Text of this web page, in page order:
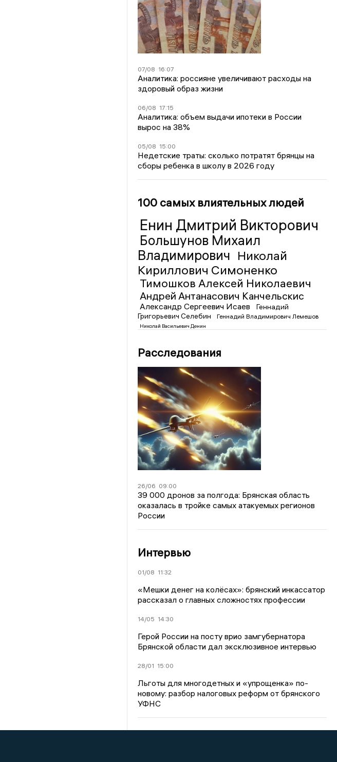
07/08 16:07
Аналитика: россияне увеличивают расходы на
здоровый образ жизни
06/08 17:15
Аналитика: объем выдачи ипотеки в России
вырос на 38%
05/08 15:00
Недетские траты: сколько потратят брянцы на
сборы ребенка в школу в 2026 году
100 самых влиятельных людей
Енин Дмитрий Викторович
Большунов Михаил
Владимирович Николай
Кириллович Симоненко
Тимошков Алексей Николаевич
Андрей Антанасович Канчельскис
Александр Сергеевич Исаев
Геннадий
Григорьевич Селебин
Геннадий Владимирович Лемешов
Николай Васильевич Денин
Расследования
26/06 09:00
39 000 дронов за полгода: Брянская область
оказалась в тройке самых атакуемых регионов
России
Интервью
01/08 11:32
«Мешки денег на колёсах»: брянский инкассатор
рассказал о главных сложностях профессии
14/05 14:30
Герой России на посту врио замгубернатора
Брянской области дал эксклюзивное интервью
28/01 15:00
Льготы для многодетных и «упрощенка» по-
новому: разбор налоговых реформ от брянского
УФНС